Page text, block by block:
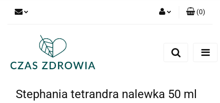
(0)
Stephania tetrandra nalewka 50 ml